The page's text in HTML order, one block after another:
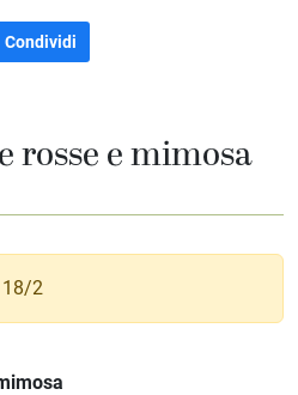
Condividi
rosse e mimosa
18/2